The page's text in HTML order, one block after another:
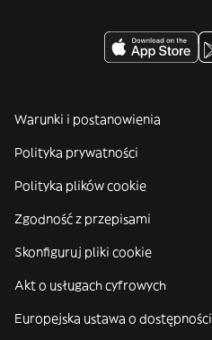
Warunki i postanowienia
Polityka prywatności
Polityka plików cookie
Zgodność z przepisami
Skonfiguruj pliki cookie
Akt o usługach cyfrowych
Europejska ustawa o dostępności